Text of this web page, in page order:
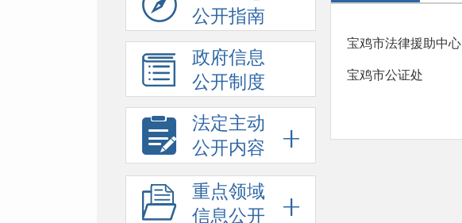
公开指南
政府信息
公开制度
法定主动
公开内容
重点领域
信息公开
宝鸡市法律援助中心
宝鸡市公证处